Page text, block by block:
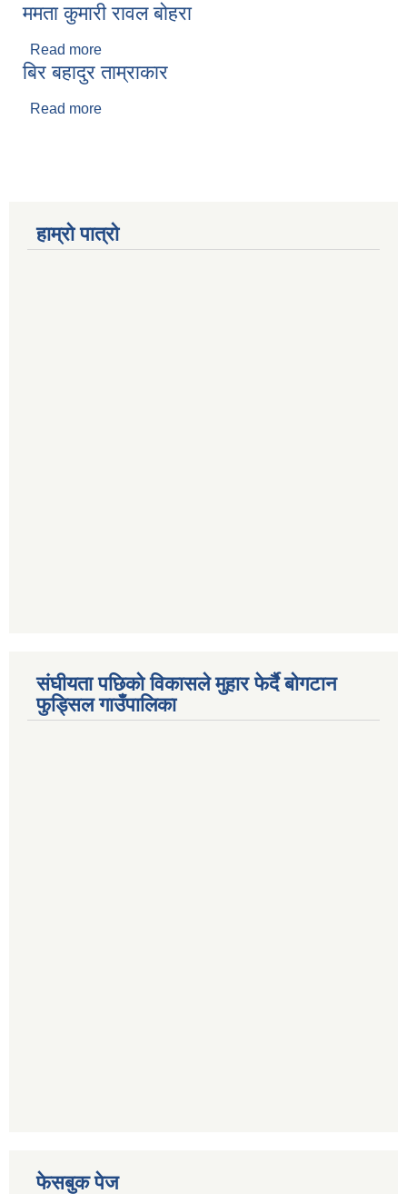
ममता कुमारी रावल बोहरा
Read more
बिर बहादुर ताम्राकार
Read more
हाम्रो पात्रो
संघीयता पछिको विकासले मुहार फेर्दै बोगटान
फुड्सिल गाउँपालिका
फेसबुक पेज